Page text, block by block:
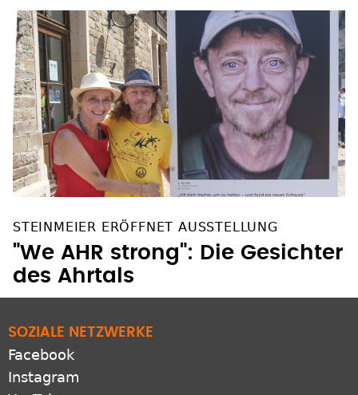
STEINMEIER ERÖFFNET AUSSTELLUNG
"We AHR strong": Die Gesichter
des Ahrtals
SOZIALE NETZWERKE
Facebook
Instagram